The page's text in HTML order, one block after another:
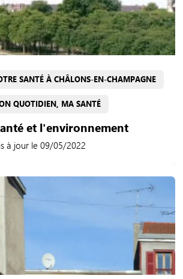
SANTÉ À CHÂLONS-EN-CHAMPAGNE
QUOTIDIEN, MA SANTÉ
et l'environnement
à jour le 09/05/2022